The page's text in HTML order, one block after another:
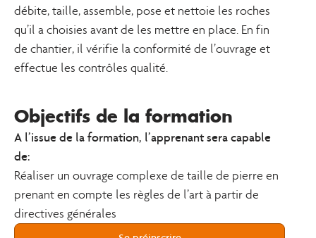
débite, taille, assemble, pose et nettoie les roches
qu’il a choisies avant de les mettre en place. En fin
de chantier, il vérifie la conformité de l’ouvrage et
effectue les contrôles qualité.
Objectifs de la formation
A l’issue de la formation, l’apprenant sera capable
de:
Réaliser un ouvrage complexe de taille de pierre en
prenant en compte les règles de l’art à partir de
directives générales